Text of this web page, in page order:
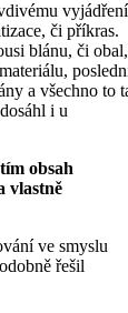
či příkras.
blánu, či obal,
a všechno to
i u
obsah
vlastně
ve smyslu
řešil